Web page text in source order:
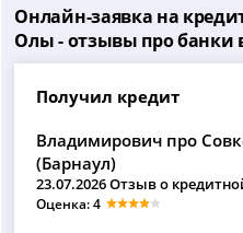
Онлайн-заявка на
Олы - отзывы про банки
Получил кредит
Владимирович про
(Барнаул)
23.07.2026 Отзыв о
Оценка: 4